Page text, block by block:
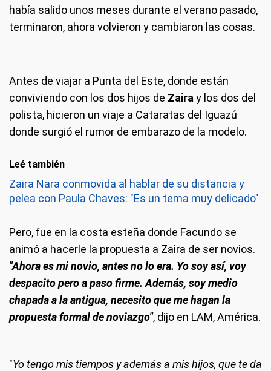
había salido unos meses durante el verano pasado,
terminaron, ahora volvieron y cambiaron las cosas.
Antes de viajar a Punta del Este, donde están
conviviendo con los dos hijos de Zaira y los dos del
polista, hicieron un viaje a Cataratas del Iguazú
donde surgió el rumor de embarazo de la modelo.
Leé también
Zaira Nara conmovida al hablar de su distancia y
pelea con Paula Chaves: "Es un tema muy delicado"
Pero, fue en la costa esteña donde Facundo se
animó a hacerle la propuesta a Zaira de ser novios.
"Ahora es mi novio, antes no lo era. Yo soy así, voy
despacito pero a paso firme. Además, soy medio
chapada a la antigua, necesito que me hagan la
propuesta formal de noviazgo", dijo en LAM, América.
"Yo tengo mis tiempos y además a mis hijos, que te da